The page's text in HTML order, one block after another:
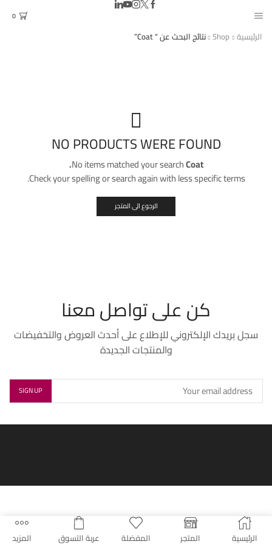
0
الرئيسية Shop نتائج البحث عن “ Coat”
NO PRODUCTS WERE FOUND
No items matched your searchCoat.
Check your spelling or search again with less specific terms.
الرجوع الى المتجر
كن على تواصل معنا
سجل بريدك الإلكتروني للإطلاع على أحدث العروض والتخفيضات
والمنتجات الجديدة
الرئيسية المتجر المفضلة عربة التسوق المزيد